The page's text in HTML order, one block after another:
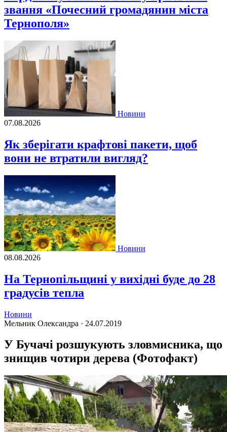
звання «Почесний громадянин міста
Тернополя»
Новини
07.08.2026
Як зберігати крафтові пакети, щоб
вони не втратили вигляд?
Новини
08.08.2026
На Тернопільщині у вихідні буде до 28
градусів тепла
Новини
Мельник Олександра · 24.07.2019
У Бучачі розшукують зловмисника, що
знищив чотири дерева (Фотофакт)